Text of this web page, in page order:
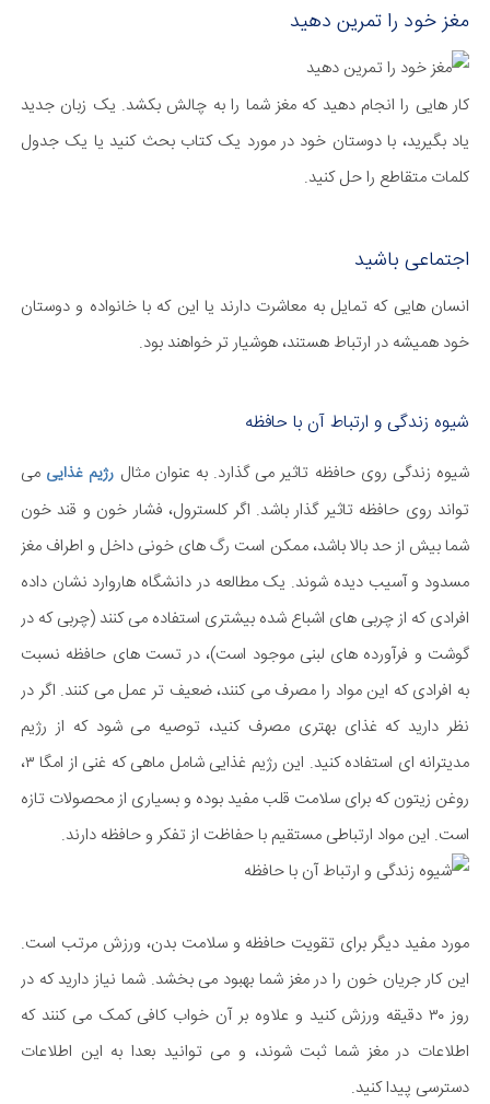
مغز خود را تمرین دهید
کار هایی را انجام دهید که مغز شما را به چالش بکشد. یک زبان جدید
یاد بگیرید، با دوستان خود در مورد یک کتاب بحث کنید یا یک جدول
کلمات متقاطع را حل کنید.
اجتماعی باشید
انسان هایی که تمایل به معاشرت دارند یا این که با خانواده و دوستان
خود همیشه در ارتباط هستند، هوشیار تر خواهند بود.
شیوه زندگی و ارتباط آن با حافظه
شیوه زندگی روی حافظه تاثیر می گذارد. به عنوان مثال رژیم غذایی می
تواند روی حافظه تاثیر گذار باشد. اگر کلسترول، فشار خون و قند خون
شما بیش از حد بالا باشد، ممکن است رگ های خونی داخل و اطراف مغز
مسدود و آسیب دیده شوند. یک مطالعه در دانشگاه هاروارد نشان داده
افرادی که از چربی های اشباع شده بیشتری استفاده می کنند (چربی که در
گوشت و فرآورده های لبنی موجود است)، در تست های حافظه نسبت
به افرادی که این مواد را مصرف می کنند، ضعیف تر عمل می کنند. اگر در
نظر دارید که غذای بهتری مصرف کنید، توصیه می شود که از رژیم
مدیترانه ای استفاده کنید. این رژیم غذایی شامل ماهی که غنی از امگا ۳،
روغن زیتون که برای سلامت قلب مفید بوده و بسیاری از محصولات تازه
است. این مواد ارتباطی مستقیم با حفاظت از تفکر و حافظه دارند.
مورد مفید دیگر برای تقویت حافظه و سلامت بدن، ورزش مرتب است.
این کار جریان خون را در مغز شما بهبود می بخشد. شما نیاز دارید که در
روز ۳۰ دقیقه ورزش کنید و علاوه بر آن خواب کافی کمک می کنند که
اطلاعات در مغز شما ثبت شوند، و می توانید بعدا به این اطلاعات
دسترسی پیدا کنید.